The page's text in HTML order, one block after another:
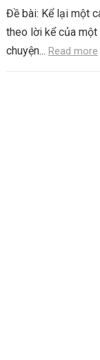
Đề bài: Kể lại một
theo lời kể của một
chuyện... Read more